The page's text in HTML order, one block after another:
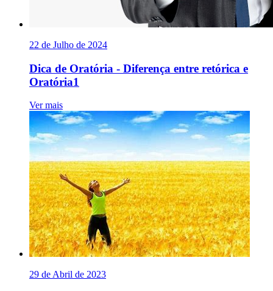
22 de Julho de 2024
Dica de Oratória - Diferença entre retórica e
Oratória1
Ver mais
29 de Abril de 2023